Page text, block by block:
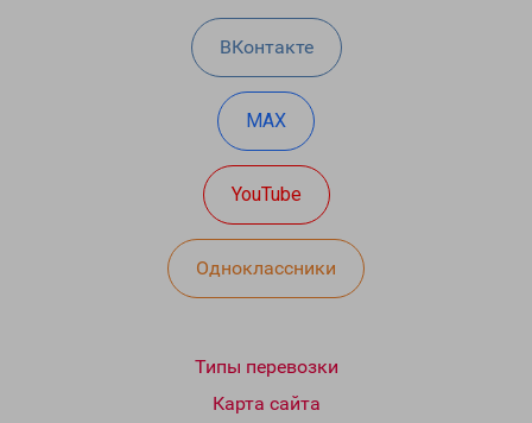
ВКонтакте
MAX
YouTube
Одноклассники
Типы перевозки
Карта сайта